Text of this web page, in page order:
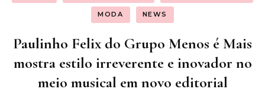
MODA NEWS
Paulinho Felix do Grupo Menos é Mais
mostra estilo irreverente e inovador no
meio musical em novo editorial